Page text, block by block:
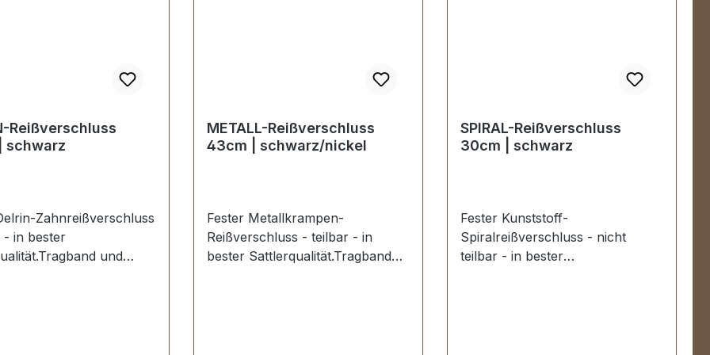
Reißverschluss
schwarz
Zahnreißverschluss
- in bester
und
METALL-Reißverschluss
43cm | schwarz/nickel
Fester Metallkrampen-
Reißverschluss - teilbar - in
bester Sattlerqualität.Tragband
SPIRAL-Reißverschluss
30cm | schwarz
Fester Kunststoff-
Spiralreißverschluss - nicht
teilbar - in bester